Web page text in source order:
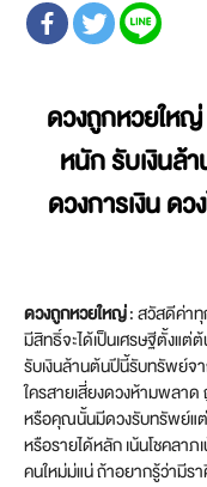
ดวงถูกหวยใหญ่
หนัก รับเงินล้
ดวงการเงิน ดว
ดวงถูกหวยใหญ่: สวัสดีค่า
มีสิทธิ์จะได้เป็นเศรษฐีตั้งแ
รับเงินล้านต้นปีนี้รับทรัพย์จ
ใครสายเสี่ยงดวงห้ามพลา
หรือคุณนั้นมีดวงรับทรัพย์แต่
หรือรายได้หลัก เน้นโชคลาภ
คนใหม่ม่แน่ ถ้าอยากรู้ว่ามีร